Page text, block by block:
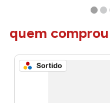
quem